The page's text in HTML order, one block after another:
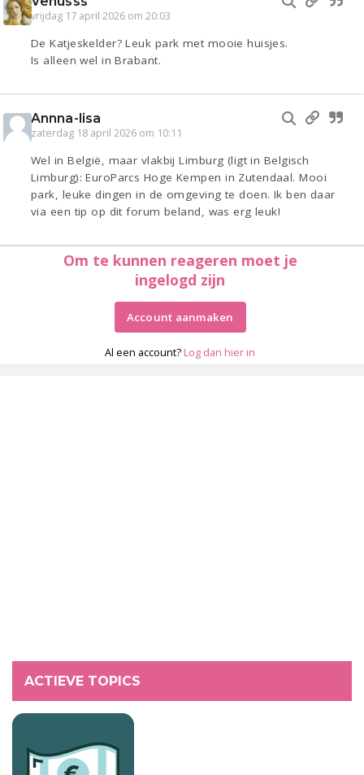
vrijdag 17 april 2026 om 20:03
De Katjeskelder? Leuk park met mooie huisjes.
Is alleen wel in Brabant.
Annna-lisa
zaterdag 18 april 2026 om 10:11
Wel in België, maar vlakbij Limburg (ligt in Belgisch
Limburg): EuroParcs Hoge Kempen in Zutendaal. Mooi
park, leuke dingen in de omgeving te doen. Ik ben daar
via een tip op dit forum beland, was erg leuk!
Om te kunnen reageren moet je
ingelogd zijn
Account aanmaken
Al een account? Log dan hier in
ACTIEVE TOPICS